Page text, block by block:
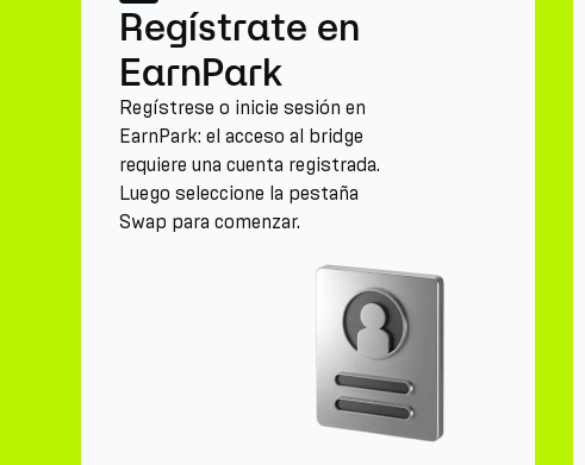
Regístrate en
EarnPark
Regístrese o inicie sesión en
EarnPark: el acceso al bridge
requiere una cuenta registrada.
Luego seleccione la pestaña
Swap para comenzar.